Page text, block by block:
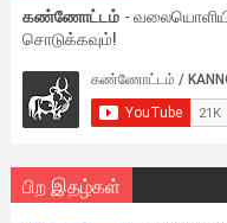
கண்ணோட்டம் -
சொடுக்கவும்!
பிற இதழ்கள்